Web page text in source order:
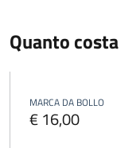
Quanto costa
MARCA DA BOLLO
€ 16,00